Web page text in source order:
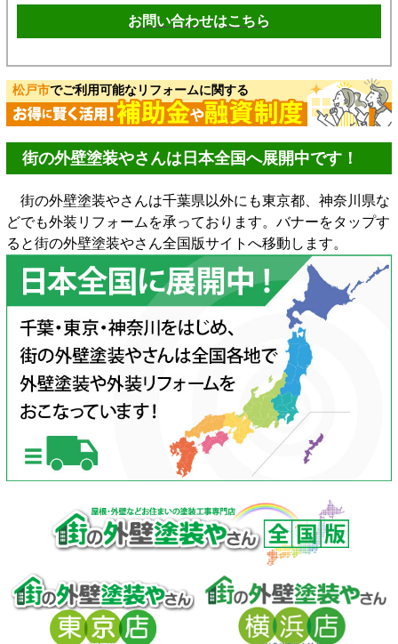
お問い合わせはこちら
松戸市でご利用可能なリフォームに関する
街の外壁塗装やさんは日本全国へ展開中です！
街の外壁塗装やさんは千葉県以外にも東京都、神奈川県な
どでも外装リフォームを承っております。バナーをタップす
ると街の外壁塗装やさん全国版サイトへ移動します。